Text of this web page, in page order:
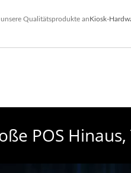
Qualitätsprodukte anKiosk-
POS